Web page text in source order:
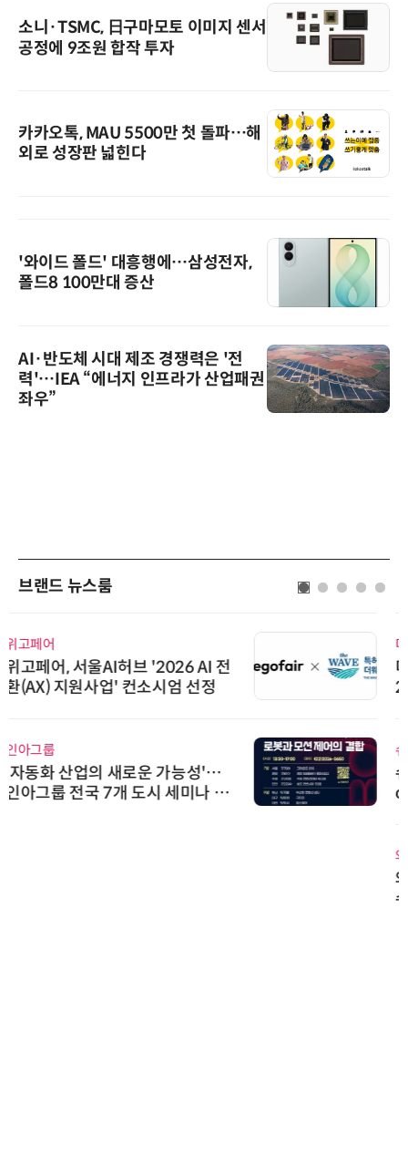
소니·TSMC, 日구마모토 이미지 센서
공정에 9조원 합작 투자
카카오톡, MAU 5500만 첫 돌파…해
외로 성장판 넓힌다
'와이드 폴드' 대흥행에…삼성전자,
폴드8 100만대 증산
AI·반도체 시대 제조 경쟁력은 '전
력'…IEA “에너지 인프라가 산업패권
좌우”
브랜드 뉴스룸
디에스앤지
디에스앤지, 'AI EXPO KOREA 20
26' 참가 성료… AI 전 생애주기 아
슈퍼솔루션
슈퍼솔루션, 2026 Next-Gen AI C
ooling Summit 성황리 성료